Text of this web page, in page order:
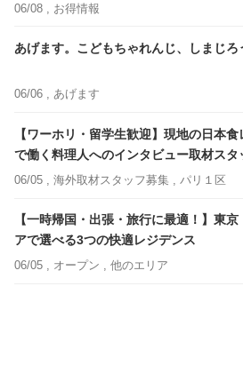
06/08 , お得情報
あげます。こどもちゃれんじ、しまじろ
06/06 , あげます
【ワーホリ・留学生歓迎】現地の日本
で働く料理人へのインタビュー取材スタ
06/05 , 海外取材スタッフ募集 , パリ１区
【一時帰国・出張・旅行に最適！】東京
アで選べる3つの快適レジデンス
06/05 , オープン , 他のエリア